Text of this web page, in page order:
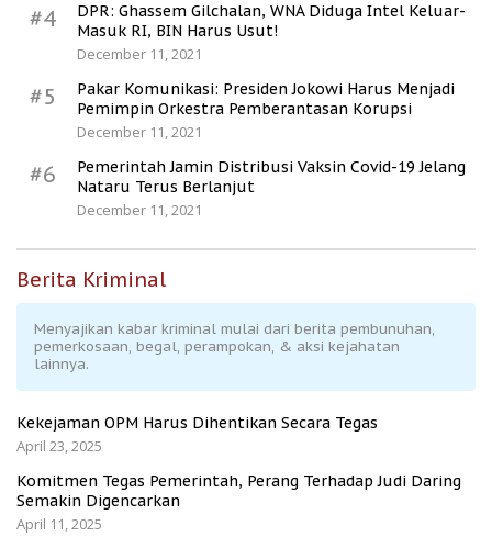
#4
DPR: Ghassem Gilchalan, WNA Diduga Intel Keluar-
Masuk RI, BIN Harus Usut!
December 11, 2021
#5
Pakar Komunikasi: Presiden Jokowi Harus Menjadi
Pemimpin Orkestra Pemberantasan Korupsi
December 11, 2021
#6
Pemerintah Jamin Distribusi Vaksin Covid-19 Jelang
Nataru Terus Berlanjut
December 11, 2021
Berita Kriminal
Menyajikan kabar kriminal mulai dari berita pembunuhan,
pemerkosaan, begal, perampokan, & aksi kejahatan
lainnya.
Kekejaman OPM Harus Dihentikan Secara Tegas
April 23, 2025
Komitmen Tegas Pemerintah, Perang Terhadap Judi Daring
Semakin Digencarkan
April 11, 2025